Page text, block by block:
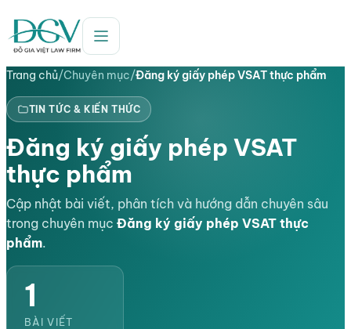
Trang chủ/Chuyên mục/Đăng ký giấy phép VSAT thực phẩm
TIN TỨC & KIẾN THỨC
Đăng ký giấy phép VSAT
thực phẩm
Cập nhật bài viết, phân tích và hướng dẫn chuyên sâu
trong chuyên mục Đăng ký giấy phép VSAT thực
phẩm.
1
BÀI VIẾT